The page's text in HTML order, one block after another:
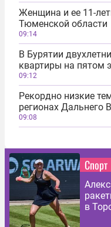
Женщина и ее 11-
Тюменской области
09:14
В Бурятии
квартиры на пятом
09:12
Рекордно низкие
регионах Дальнего
09:08
Спорт
в